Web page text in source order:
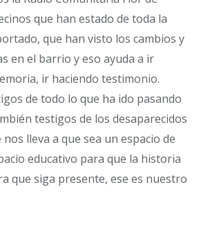
que han estado de toda la
que han visto los cambios y
en el barrio y eso ayuda a ir
ir haciendo testimonio.
de todo lo que ha ido pasando
testigos de los desaparecidos
lleva a que sea un espacio de
educativo para que la historia
que siga presente, ese es nuestro